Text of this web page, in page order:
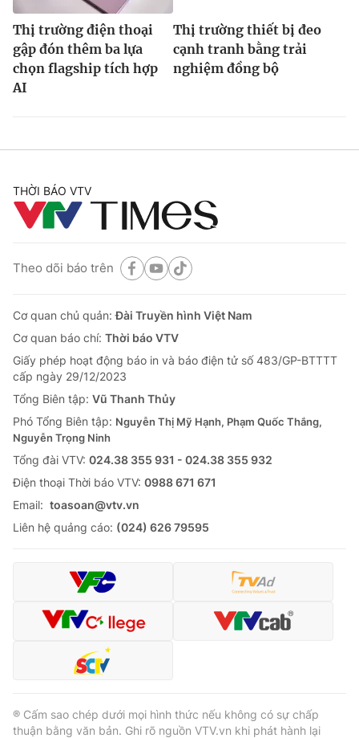
Thị trường điện thoại
gập đón thêm ba lựa
chọn flagship tích hợp
AI
Thị trường thiết bị đeo
cạnh tranh bằng trải
nghiệm đồng bộ
THỜI BÁO VTV
Theo dõi báo trên
Cơ quan chủ quản:Đài Truyền hình Việt Nam
Cơ quan báo chí: Thời báo VTV
Giấy phép hoạt động báo in và báo điện tử số 483/GP-BTTTT
cấp ngày 29/12/2023
Tổng Biên tập: Vũ Thanh Thủy
Phó Tổng Biên tập: Nguyễn Thị Mỹ Hạnh, Phạm Quốc Thắng,
Nguyễn Trọng Ninh
Tổng đài VTV: 024.38 355 931 - 024.38 355 932
Ðiện thoại Thời báo VTV: 0988 671 671
Email: toasoan@vtv.vn
Liên hệ quảng cáo: (024) 626 79595
® Cấm sao chép dưới mọi hình thức nếu không có sự chấp
thuận bằng văn bản. Ghi rõ nguồn VTV.vn khi phát hành lại